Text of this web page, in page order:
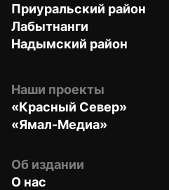
Приуральский район
Лабытнанги
Надымский район
Наши проекты
«Красный Север»
«Ямал-Медиа»
Об издании
О нас